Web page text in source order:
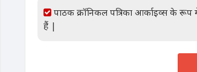
पाठक क्रॉनिकल पत्रिका आर्काइव्स के
हैं |